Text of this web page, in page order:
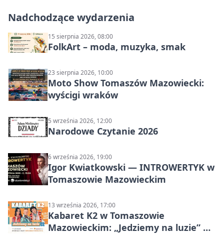
Nadchodzące wydarzenia
15 sierpnia 2026, 08:00
FolkArt – moda, muzyka, smak
23 sierpnia 2026, 10:00
Moto Show Tomaszów Mazowiecki:
wyścigi wraków
5 września 2026, 12:00
Narodowe Czytanie 2026
6 września 2026, 19:00
Igor Kwiatkowski — INTROWERTYK w
Tomaszowie Mazowieckim
13 września 2026, 17:00
Kabaret K2 w Tomaszowie
Mazowieckim: „Jedziemy na luzie” w